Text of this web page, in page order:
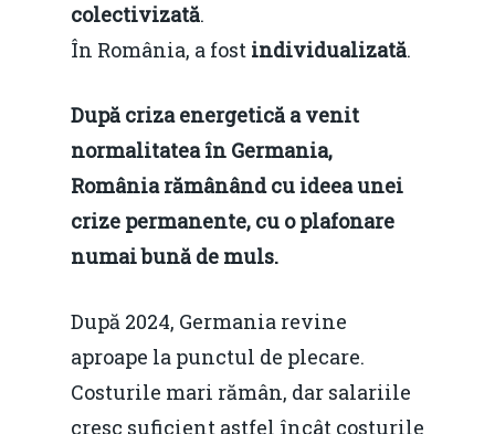
colectivizată.
În România, a fost individualizată.
După criza energetică a venit
normalitatea în Germania,
România rămânând cu ideea unei
crize permanente, cu o plafonare
numai bună de muls.
După 2024, Germania revine
aproape la punctul de plecare.
Costurile mari rămân, dar salariile
cresc suficient astfel încât costurile
Home
Noutăți
Despre
Foto
Modelul economic
România – orizont
Video
Marea Neagră în Noua
EM360 Talk